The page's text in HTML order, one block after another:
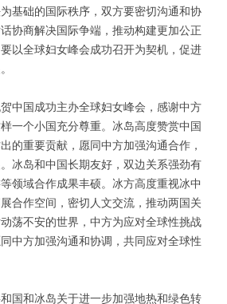
基础的国际秩序，双方要密切沟通和协
协商解决国际争端，推动构建更加公正
以全球妇女峰会成功召开为契机，促进
中国成功主办全球妇女峰会，感谢中方
一个小国充分尊重。冰岛高度赞赏中国
的重要贡献，愿同中方加强沟通合作，
冰岛和中国长期友好，双边关系强劲有
领域合作成果丰硕。冰方高度重视冰中
合作空间，密切人文交流，推动两国关
荡不安的世界，中方为应对全球性挑战
中方加强沟通和协调，共同应对全球性
国和冰岛关于进一步加强地热和绿色转